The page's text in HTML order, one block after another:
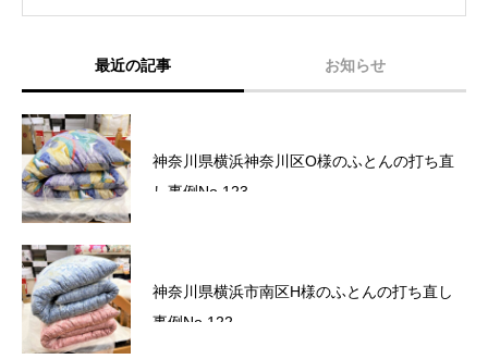
最近の記事 お知らせ
神奈川県横浜神奈川区O様のふとんの打ち直
し事例No.123
神奈川県横浜市南区H様のふとんの打ち直し
事例No.122
六角橋商店街プレミアム商品券完売いたしま
した。
六角橋商店街プレミアム商品券のお知らせ